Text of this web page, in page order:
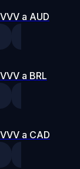
VVV a AUD
VVV a BRL
VVV a CAD